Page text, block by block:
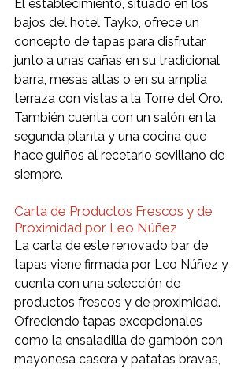
El establecimiento, situado en los
bajos del hotel Tayko, ofrece un
concepto de tapas para disfrutar
junto a unas cañas en su tradicional
barra, mesas altas o en su amplia
terraza con vistas a la Torre del Oro.
También cuenta con un salón en la
segunda planta y una cocina que
hace guiños al recetario sevillano de
siempre.
Carta de Productos Frescos y de
Proximidad por Leo Núñez
La carta de este renovado bar de
tapas viene firmada por Leo Núñez y
cuenta con una selección de
productos frescos y de proximidad.
Ofreciendo tapas excepcionales
como la ensaladilla de gambón con
mayonesa casera y patatas bravas,